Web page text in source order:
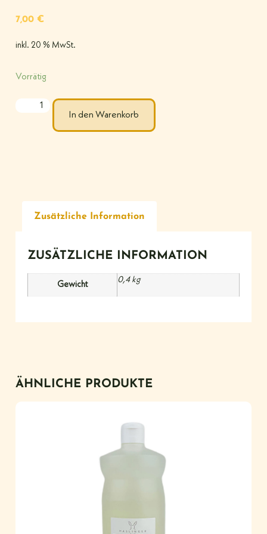
7,00 €
inkl. 20 % MwSt.
Vorrätig
In den Warenkorb
Zusätzliche Information
ZUSÄTZLICHE INFORMATION
Gewicht
0,4 kg
ÄHNLICHE PRODUKTE